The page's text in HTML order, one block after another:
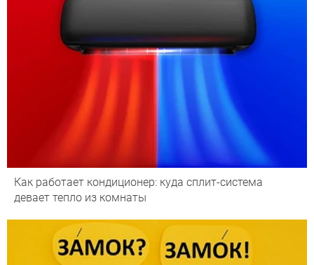
Как работает кондиционер: куда сплит-система
девает тепло из комнаты